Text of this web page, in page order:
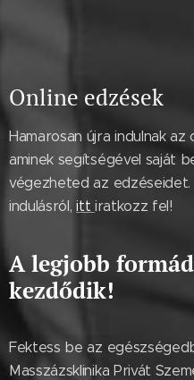
Online edzések
Hamarosan újra indulnak
aminek segítségével saját
végezheted az
indulásról,itt iratkozz fel!
A legjobb
kezdődik!
Fektess be az
Masszázsklinika Privát